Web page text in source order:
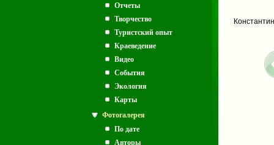
Отчеты
Творчество
Туристский опыт
Краеведение
Видео
События
Экология
Карты
Фотогалерея
По дате
Авторы